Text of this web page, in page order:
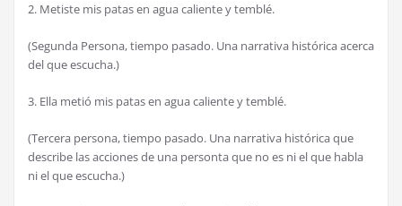
2. Metiste mis patas en agua caliente y temblé.
(Segunda Persona, tiempo pasado. Una narrativa histórica acerca
del que escucha.)
3. Ella metió mis patas en agua caliente y temblé.
(Tercera persona, tiempo pasado. Una narrativa histórica que
describe las acciones de una personta que no es ni el que habla
ni el que escucha.)